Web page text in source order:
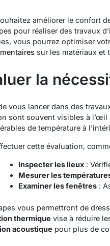
améliorer le confort
pour réaliser des travaux
vous pourrez optimiser
sur les matériaux et
la
vous lancer dans des
sont souvent visibles à l’œil
de température à
cette évaluation,
Inspecter les lieux :
Mesurer les
Examiner les fenêtres :
vous permettront de
thermique vise à réduire
acoustique pour plus de